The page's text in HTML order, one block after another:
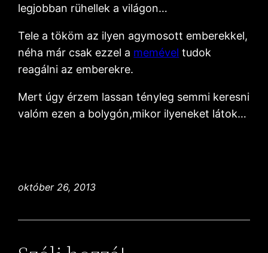
legjobban rühellek a világon…
Tele a tököm az ilyen agymosott emberekkel,
néha már csak ezzel a memével tudok
reagálni az emberekre.
Mert úgy érzem lassan tényleg semmi keresni
valóm ezen a bolygón,mikor ilyeneket látok…
október 26, 2013